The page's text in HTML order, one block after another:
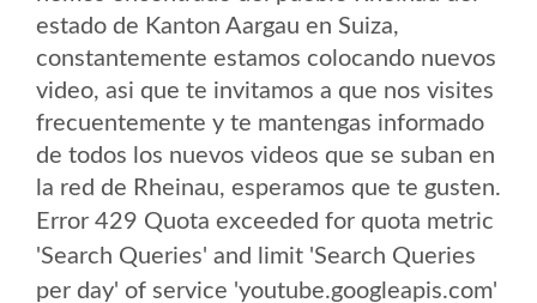
estado de Kanton Aargau en Suiza,
constantemente estamos colocando nuevos
video, asi que te invitamos a que nos visites
frecuentemente y te mantengas informado
de todos los nuevos videos que se suban en
la red de Rheinau, esperamos que te gusten.
Error 429 Quota exceeded for quota metric
'Search Queries' and limit 'Search Queries
per day' of service 'youtube.googleapis.com'